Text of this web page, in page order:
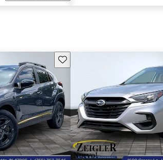
Guarda este Aviso
¡Nuevo!